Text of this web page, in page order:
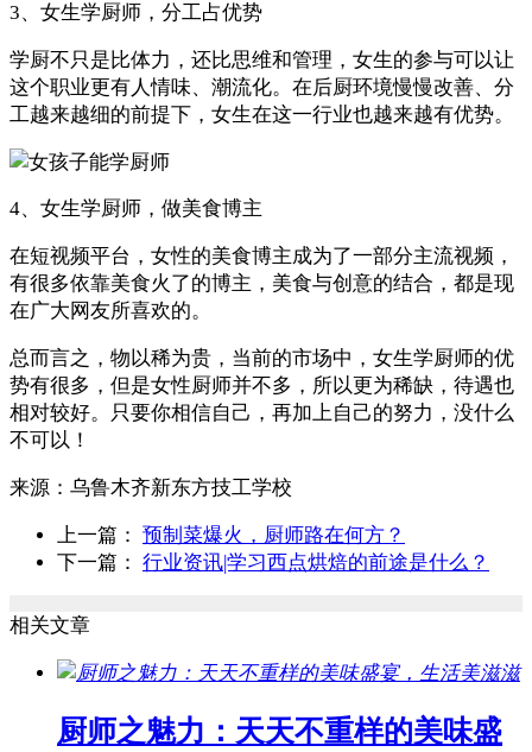
3、女生学厨师，分工占优势
学厨不只是比体力，还比思维和管理，女生的参与可以让
这个职业更有人情味、潮流化。在后厨环境慢慢改善、分
工越来越细的前提下，女生在这一行业也越来越有优势。
4、女生学厨师，做美食博主
在短视频平台，女性的美食博主成为了一部分主流视频，
有很多依靠美食火了的博主，美食与创意的结合，都是现
在广大网友所喜欢的。
总而言之，物以稀为贵，当前的市场中，女生学厨师的优
势有很多，但是女性厨师并不多，所以更为稀缺，待遇也
相对较好。只要你相信自己，再加上自己的努力，没什么
不可以！
来源： 乌鲁木齐新东方技工学校
上一篇： 预制菜爆火，厨师路在何方？
下一篇： 行业资讯|学习西点烘焙的前途是什么？
相关文章
厨师之魅力：天天不重样的美味盛